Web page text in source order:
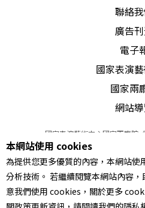
聯絡
廣告
電子
國家表演
國家兩
網站
國家表演藝術中心國家兩廳院
© 2022Performing arts
統一編號 Tax Id
本站所提供相關演出資訊，如有
服務條款｜隱私權
本網站使用 cookies
為提供您更多優質的內容，本網站使
分析技術。 若繼續閱覽本網站內容，
意我們使用 cookies，關於更多